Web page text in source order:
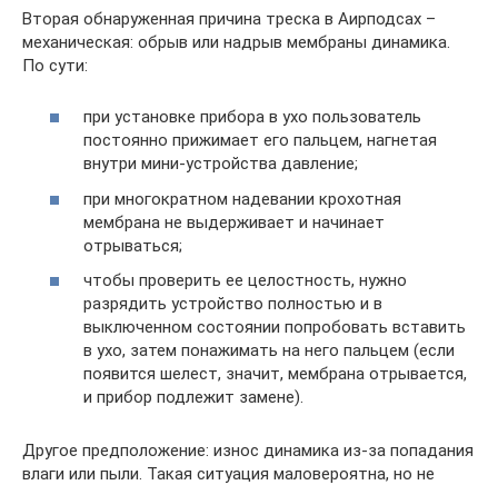
Вторая обнаруженная причина треска в Аирподсах –
механическая: обрыв или надрыв мембраны динамика.
По сути:
при установке прибора в ухо пользователь
постоянно прижимает его пальцем, нагнетая
внутри мини-устройства давление;
при многократном надевании крохотная
мембрана не выдерживает и начинает
отрываться;
чтобы проверить ее целостность, нужно
разрядить устройство полностью и в
выключенном состоянии попробовать вставить
в ухо, затем понажимать на него пальцем (если
появится шелест, значит, мембрана отрывается,
и прибор подлежит замене).
Другое предположение: износ динамика из-за попадания
влаги или пыли. Такая ситуация маловероятна, но не